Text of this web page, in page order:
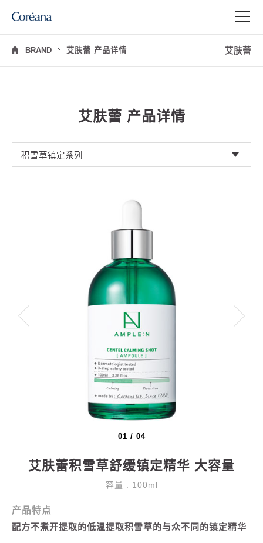
艾肤蕾
BRAND 艾肤蕾 产品详情
01 / 04
艾肤蕾积雪草舒缓镇定精华 大容量
容量 : 100ml
产品特点
配方不煮开提取的低温提取积雪草的与众不同的镇定精华